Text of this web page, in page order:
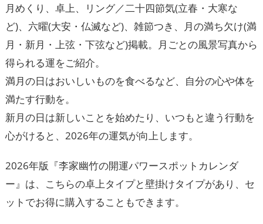
月めくり、卓上、リング／二十四節気(立春・大寒な
ど)、六曜(大安・仏滅など)、雑節つき、月の満ち欠け(満
月・新月・上弦・下弦など)掲載。月ごとの風景写真から
得られる運をご紹介。
満月の日はおいしいものを食べるなど、自分の心や体を
満たす行動を。
新月の日は新しいことを始めたり、いつもと違う行動を
心がけると、2026年の運気が向上します。
2026年版『李家幽竹の開運パワースポットカレンダ
ー』は、こちらの卓上タイプと壁掛けタイプがあり、セ
ットでお得に購入することもできます。